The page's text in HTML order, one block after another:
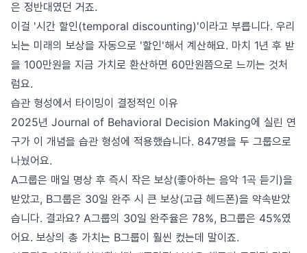
은 정반대였던 거죠.
이걸 '시간 할인(temporal discounting)'이라고 부릅니다. 우리
뇌는 미래의 보상을 자동으로 '할인'해서 계산해요. 마치 1년 후 받
을 100만원을 지금 가치로 환산하면 60만원쯤으로 느끼는 것처
럼요.
습관 형성에서 타이밍이 결정적인 이유
2025년 Journal of Behavioral Decision Making에 실린 연
구가 이 개념을 습관 형성에 적용했습니다. 847명을 두 그룹으로
나눴어요.
A그룹은 매일 명상 후 즉시 작은 보상(좋아하는 음악 1곡 듣기)을
받았고, B그룹은 30일 완주 시 큰 보상(고급 헤드폰)을 약속받았
습니다. 결과요? A그룹의 30일 완주율은 78%, B그룹은 45%였
어요. 보상의 총 가치는 B그룹이 훨씬 컸는데 말이죠.